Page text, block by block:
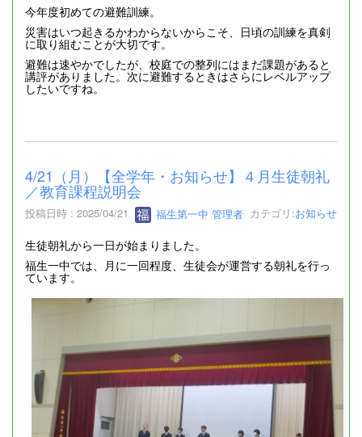
今年度初めての避難訓練。
災害はいつ起きるかわからないからこそ、日頃の訓練を真剣
に取り組むことが大切です。
避難は速やかでしたが、校庭での整列にはまだ課題があると
講評がありました。次に避難するときはさらにレベルアップ
したいですね。
4/21（月）【全学年・お知らせ】４月生徒朝礼
／教育課程説明会
投稿日時 : 2025/04/21 福生第一中 管理者 カテゴリ:お知らせ
生徒朝礼から一日が始まりました。
福生一中では、月に一回程度、生徒会が運営する朝礼を行っ
ています。